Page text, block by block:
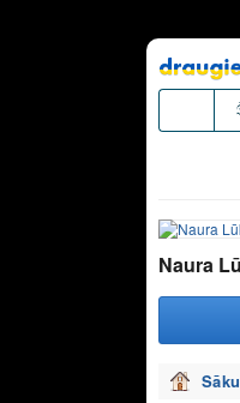
Pāriet
uz
saturu
Naura